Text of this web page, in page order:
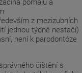
pomalu a
z mezizubních
jednou týdně nestačí)
není k parodontóze
čištění s